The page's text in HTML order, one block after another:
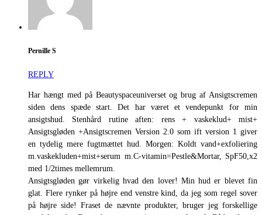
Pernille S
REPLY
Har hængt med på Beautyspaceuniverset og brug af Ansigtscremen
siden dens spæde start. Det har været et vendepunkt for min
ansigtshud. Stenhård rutine aften: rens + vaskeklud+ mist+
Ansigtsgløden +Ansigtscremen Version 2.0 som ift version 1 giver
en tydelig mere fugtmættet hud. Morgen: Koldt vand+exfoliering
m.vaskekluden+mist+serum m.C-vitamin=Pestle&Mortar, SpF50,x2
med 1/2times mellemrum.
Ansigtsgløden gør virkelig hvad den lover! Min hud er blevet fin
glat. Flere rynker på højre end venstre kind, da jeg som regel sover
på højre side! Fraset de nævnte produkter, bruger jeg forskellige